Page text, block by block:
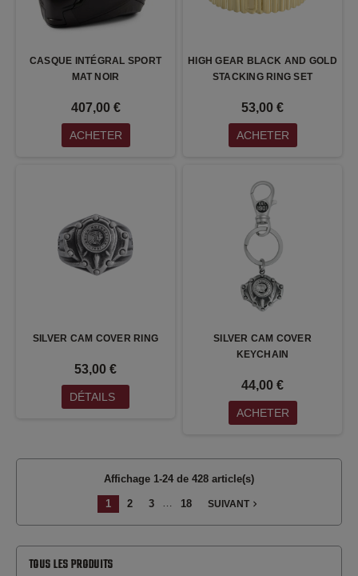
TOUS LES PRODUITS
CASQUE INTÉGRAL SPORT
MAT NOIR
407,00 €
ACHETER
HIGH GEAR BLACK AND GOLD
STACKING RING SET
53,00 €
ACHETER
SILVER CAM COVER RING
53,00 €
DÉTAILS
SILVER CAM COVER
KEYCHAIN
44,00 €
ACHETER
Affichage 1-24 de 428 article(s)
1 2 3 … 18 SUIVANT navigate_next